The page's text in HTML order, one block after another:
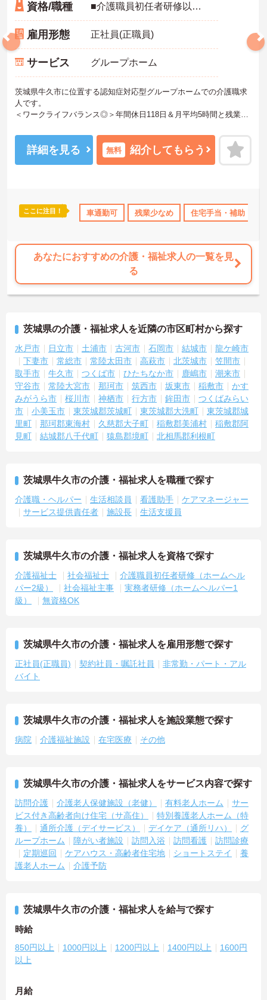
託児所・育児補助 年間休日110日以上 産休･育休･介護休暇取得
資格/職種 ■介護職員初任者研修以上 ■介護士としての勤務経験必須
雇用形態 正社員(正職員)
サービス グループホーム
茨城県牛久市に位置する認知症対応型グループホームでの介護職求
人です。
＜ワークライフバランス◎＞年間休日118日＆月平均5時間と残業も
＜マイカー通勤OK＞駐車場も完備！雨の日の通勤にも便利です。
ご興味のある方には、面接対策ポイント等、さらに詳細をお話しし
ますのでお気軽にご相談ください！
詳細を見る 無料 紹介してもらう
ここに注目！ 車通勤可 残業少なめ 住宅手当・補助
あなたにおすすめの介護・福祉求人の一覧を見
る
茨城県の介護・福祉求人を近隣の市区町村から探す
水戸市 日立市 土浦市 古河市 石岡市 結城市
龍ケ崎市
下妻市
常総市 常陸太田市 高萩市 北茨城市
笠間市
取手市
牛久市 つくば市 ひたちなか市 鹿嶋市
潮来市
守谷市
常陸大宮市 那珂市 筑西市 坂東市 稲敷市
かす
みがうら市
桜川市 神栖市 行方市 鉾田市
つくばみらい
市
小美玉市 東茨城郡茨城町 東茨城郡大洗町
東茨城郡城
里町
那珂郡東海村 久慈郡大子町 稲敷郡美浦村
稲敷郡阿
見町
結城郡八千代町 猿島郡境町 北相馬郡利根町
茨城県牛久市の介護・福祉求人を職種で探す
介護職・ヘルパー 生活相談員 看護助手
ケアマネージャー
サービス提供責任者
施設長 生活支援員
茨城県牛久市の介護・福祉求人を資格で探す
介護福祉士 社会福祉士
介護職員初任者研修（ホームヘル
パー2級）
社会福祉主事
実務者研修（ホームヘルパー1
級）
無資格OK
茨城県牛久市の介護・福祉求人を雇用形態で探す
正社員(正職員) 契約社員・嘱託社員
非常勤・パート・アル
バイト
茨城県牛久市の介護・福祉求人を施設業態で探す
病院 介護福祉施設 在宅医療 その他
茨城県牛久市の介護・福祉求人をサービス内容で探す
訪問介護 介護老人保健施設（老健） 有料老人ホーム
サー
ビス付き高齢者向け住宅（サ高住）
特別養護老人ホーム（特
養）
通所介護（デイサービス） デイケア（通所リハ）
グ
ループホーム
障がい者施設 訪問入浴 訪問看護
訪問診療
定期巡回
ケアハウス・高齢者住宅地 ショートステイ
養
護老人ホーム
介護予防
茨城県牛久市の介護・福祉求人を給与で探す
時給
850円以上 1000円以上 1200円以上 1400円以上
1600円
以上
月給